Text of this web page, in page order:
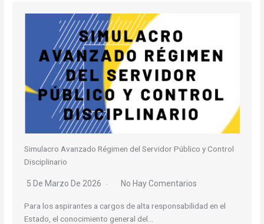
Simulacro Avanzado Régimen del Servidor Público y Control
Disciplinario
5 De Marzo De 2026 No Hay Comentarios
Para los aspirantes a cargos de alta responsabilidad en el
Estado, el conocimiento general del…